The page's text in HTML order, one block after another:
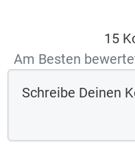
15
Am Besten